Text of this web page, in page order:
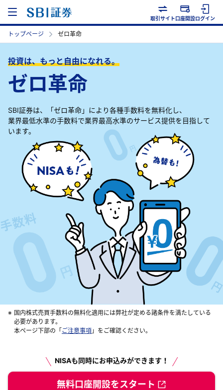
取引サイト口座開設ログイン
トップページ ゼロ革命
投資は、もっと自由になれる。
ゼロ革命
SBI証券は、「ゼロ革命」により各種手数料を無料化し、
業界最低水準の手数料で業界最高水準のサービス提供を目指して
います。
※ 国内株式売買手数料の無料化適用には弊社が定める諸条件を満たしている
必要があります。
本ページ下部の「ご注意事項 」をご確認ください。
NISAも同時にお申込みができます！
無料口座開設をスタート